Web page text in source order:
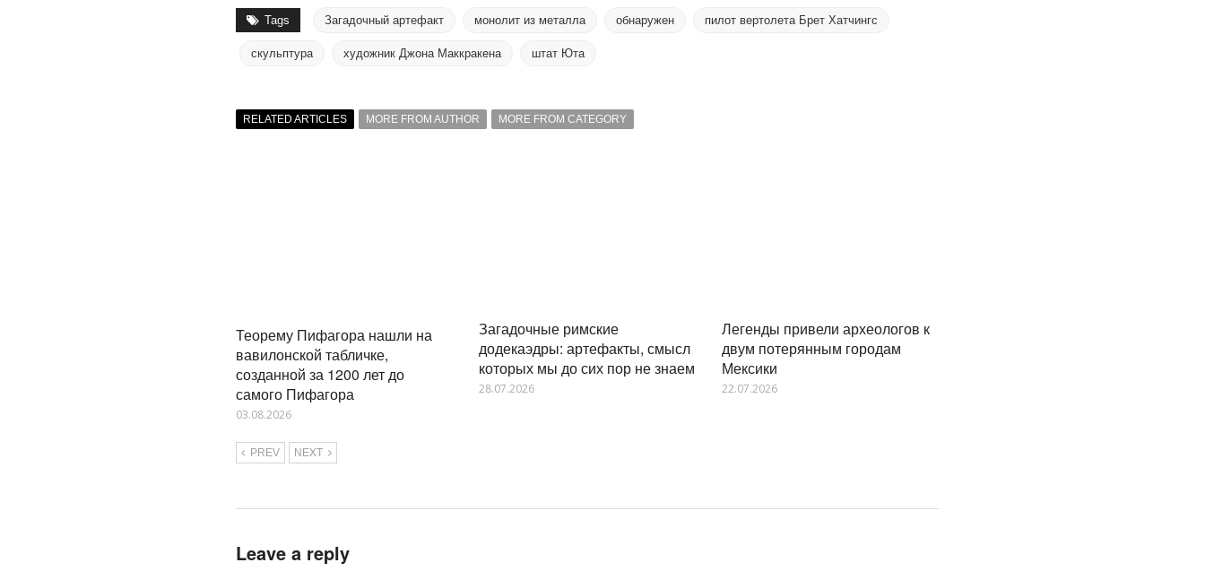
Tags Загадочный артефакт монолит из металла обнаружен пилот вертолета Брет Хатчингс
скульптура художник Джона Маккракена штат Юта
RELATED ARTICLES MORE FROM AUTHOR MORE FROM CATEGORY
Теорему Пифагора нашли на
вавилонской табличке,
созданной за 1200 лет до
самого Пифагора
03.08.2026
Загадочные римские
додекаэдры: артефакты, смысл
которых мы до сих пор не знаем
28.07.2026
Легенды привели археологов к
двум потерянным городам
Мексики
22.07.2026
PREV NEXT
Leave a reply